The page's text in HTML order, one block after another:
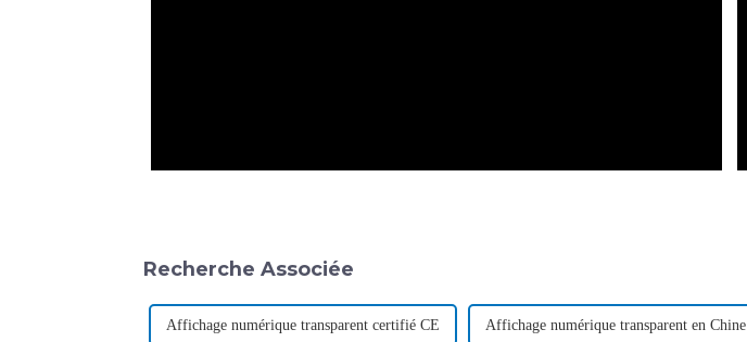
Recherche Associée
Affichage numérique transparent certifié CE Affichage numérique transparent en Chine